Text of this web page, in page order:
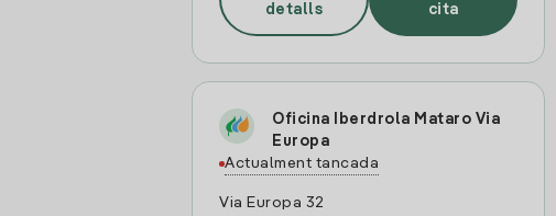
detalls
cita
Oficina Iberdrola Mataro Via
Europa
Actualment tancada
Via Europa 32